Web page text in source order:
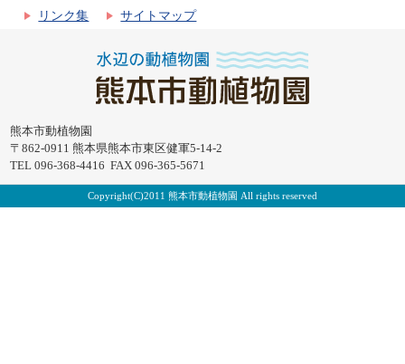
リンク集 サイトマップ
熊本市動植物園
〒862-0911 熊本県熊本市東区健軍5-14-2
TEL 096-368-4416 FAX 096-365-5671
Copyright(C)2011 熊本市動植物園 All rights reserved